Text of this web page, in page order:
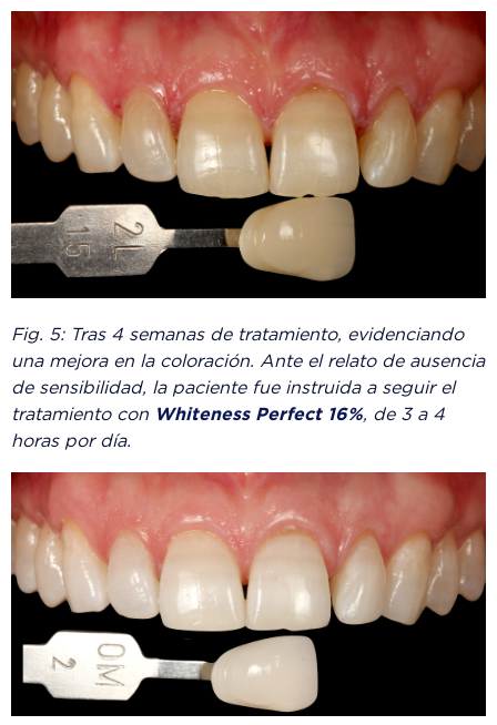
Fig. 5: Tras 4 semanas de tratamiento, evidenciando
una mejora en la coloración. Ante el relato de ausencia
de sensibilidad, la paciente fue instruida a seguir el
tratamiento con Whiteness Perfect 16%, de 3 a 4
horas por día.